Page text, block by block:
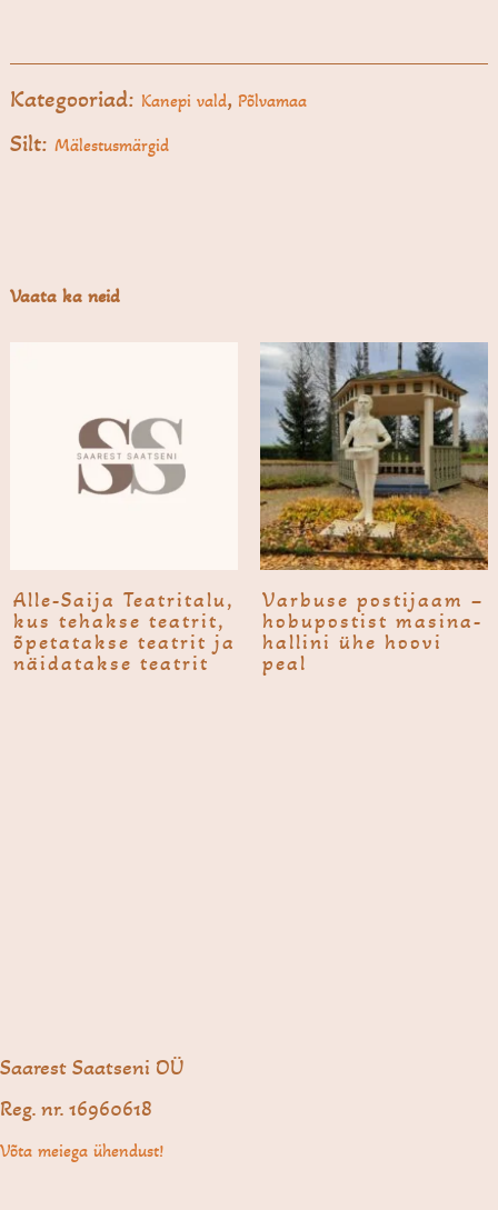
Kategooriad: Kanepi vald,Põlvamaa
Silt:Mälestusmärgid
Vaata ka neid
Alle-Saija Teatri­talu,
kus tehakse teatrit,
õpetatakse teatrit ja
näidatakse teatrit
Varbuse posti­jaam –
hobu­postist masina­
hallini ühe hoovi
peal
Saarest Saatseni OÜ
Reg. nr. 16960618
Võta meiega ühendust!